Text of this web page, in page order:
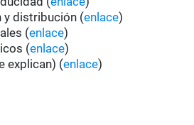
y distribución (enlace)
(enlace)
(enlace)
explican) (enlace)